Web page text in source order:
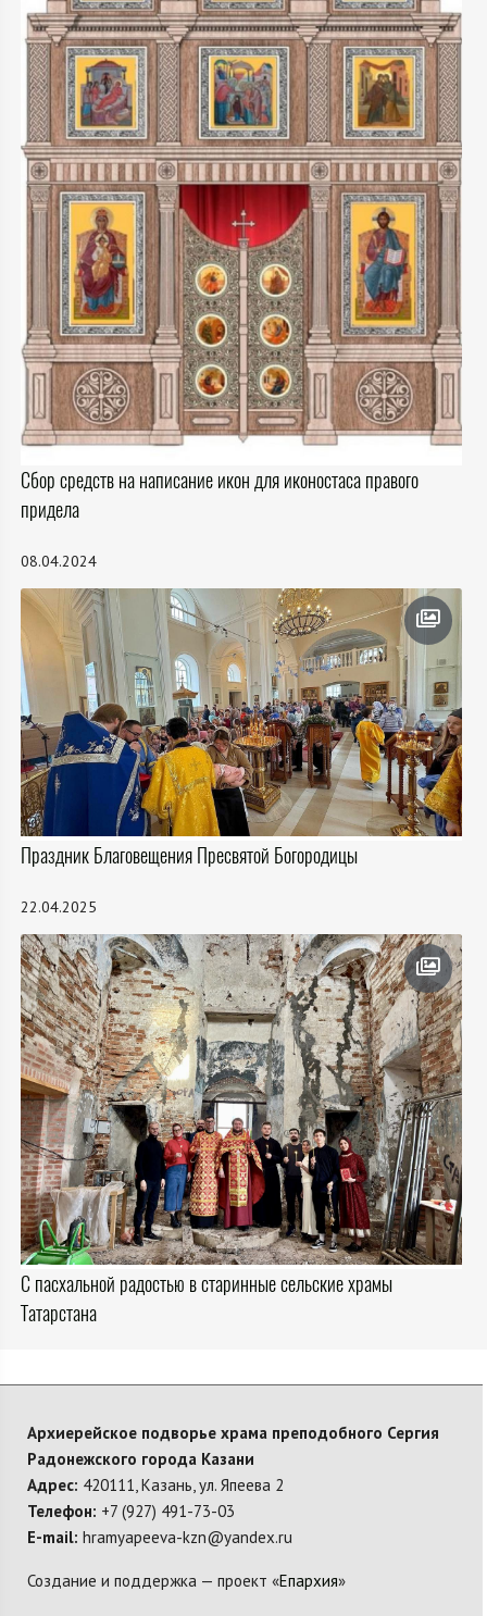
Сбор средств на написание икон для иконостаса правого
придела
08.04.2024
Праздник Благовещения Пресвятой Богородицы
22.04.2025
С пасхальной радостью в старинные сельские храмы
Татарстана
Архиерейское подворье храма преподобного Сергия
Радонежского города Казани
Адрес: 420111, Казань, ул. Япеева 2
Телефон: +7 (927) 491-73-03
E-mail: hramyapeeva-kzn@yandex.ru
Создание и поддержка — проект «Епархия»